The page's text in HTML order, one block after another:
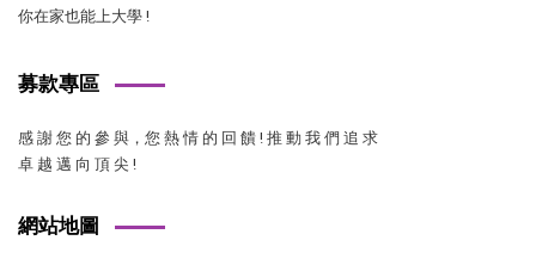
你在家也能上大學 !
募款專區
感 謝 您 的 參 與，您 熱 情 的 回 饋 ! 推 動 我 們 追 求
卓 越 邁 向 頂 尖 !
網站地圖